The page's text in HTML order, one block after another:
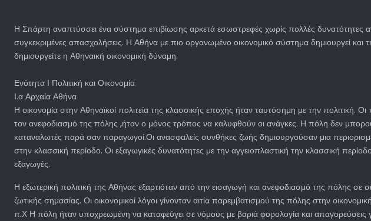
Η Σπάρτη αναπτύσσει ένα σύστημα επιβίωσης αρκετά εσωστρεφές χωρίς πολλές δυνατότητες
συγκεκριμένες απασχολήσεις. Η Αθήνα με πιο οργανωμένο οικονομικό σύστημα δημιουργεί και
δημιουργείτε η Αθηναική οικονομική δύναμη.
Ενότητα Ι Πολιτική και Οικονομία
Ι.α Αρχαία Αθήνα
Η οικονομία στην Αθηναϊκοί πολιτεία της κλασσικής εποχής ήταν ταυτόσημη με την πολιτική.
τον ανεφοδιασμό της πόλης ,ήταν ο μόνος τρόπος να καλυφθούν οι ανάγκες. Η πόλη δεν
καταναλωτές παρά σαν παραγωγοί.Οι ανασφαλείς συνθήκες ζωής δημιουργούσαν μια
στην κλασσική περίοδο. Οι εξαγωγικές δυνατότητες με την αγγειοπλαστική την κλασσική
εξαγωγές.
Η εξωτερική πολιτική της Αθήνας εξαρτιόταν από την εισαγωγή και ανεφοδιασμό της πόλης
ζωτικής σημασίας. Οι οικονομικοί λόγοι γίνονταν αιτία παρεμβατισμού της πόλης στην
π.Χ Η πόλη ήταν υποχρεωμένη να καταφεύγει σε νόμους με βαριά φορολογία και απαγορεύσεις